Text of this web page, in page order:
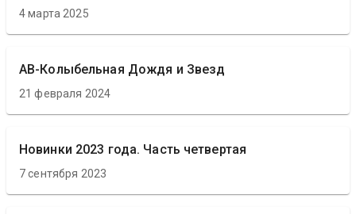
4 марта 2025
АВ-Колыбельная Дождя и Звезд
21 февраля 2024
Новинки 2023 года. Часть четвертая
7 сентября 2023